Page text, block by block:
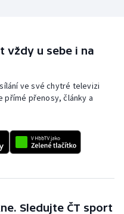
vždy u sebe i na
ve své chytré televizi
přímé přenosy, články a
Sledujte ČT sport